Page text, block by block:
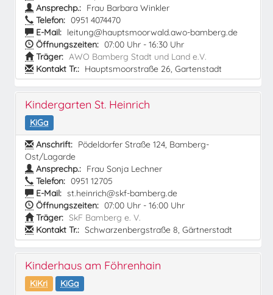
Ansprechp.: Frau Barbara Winkler
Telefon: 0951 4074470
E-Mail: leitung@hauptsmoorwald.awo-bamberg.de
Öffnungszeiten: 07:00 Uhr - 16:30 Uhr
Träger: AWO Bamberg Stadt und Land e.V.
Kontakt Tr.: Hauptsmoorstraße 26, Gartenstadt
Kindergarten St. Heinrich
KiGa
Anschrift: Pödeldorfer Straße 124, Bamberg-
Ost/Lagarde
Ansprechp.: Frau Sonja Lechner
Telefon: 0951 12705
E-Mail: st.heinrich@skf-bamberg.de
Öffnungszeiten: 07:00 Uhr - 16:00 Uhr
Träger: SkF Bamberg e. V.
Kontakt Tr.: Schwarzenbergstraße 8, Gärtnerstadt
Kinderhaus am Föhrenhain
KiKri
KiGa